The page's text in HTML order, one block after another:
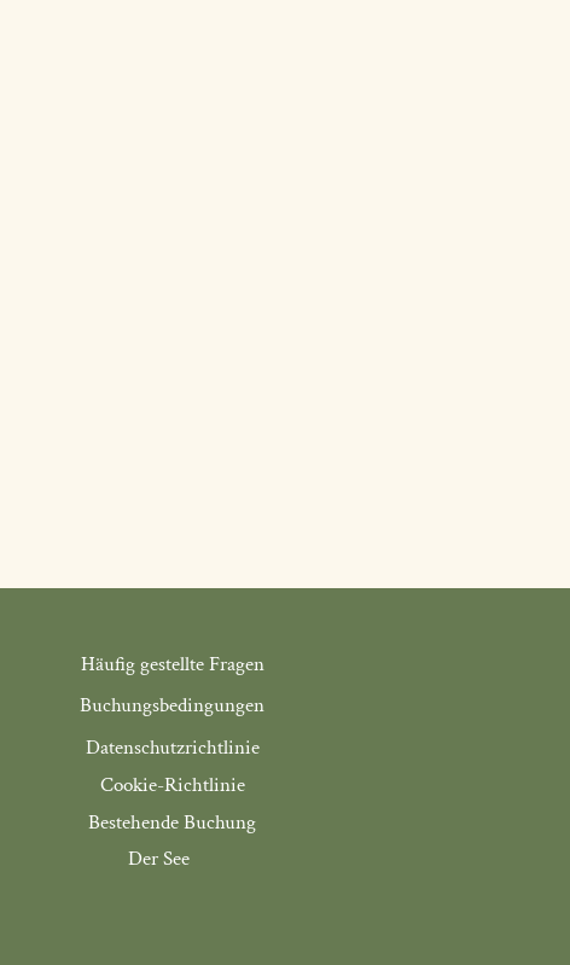
Häufig gestellte Fragen
Buchungsbedingungen
Datenschutzrichtlinie
Cookie-Richtlinie
Bestehende Buchung
Der See